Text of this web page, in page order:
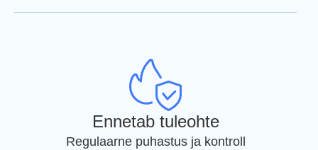
Ennetab tuleohte
Regulaarne puhastus ja kontroll